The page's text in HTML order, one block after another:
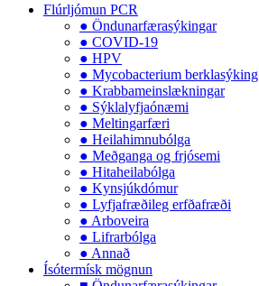
Flúrljómun PCR
● Öndunarfærasýkingar
● COVID-19
● HPV
● Mycobacterium berklasýking
● Krabbameinslækningar
● Sýklalyfjaónæmi
● Meltingarfæri
● Heilahimnubólga
● Meðganga og frjósemi
● Hitaheilabólga
● Kynsjúkdómur
● Lyfjafræðileg erfðafræði
● Arboveira
● Lifrarbólga
● Annað
Ísótermísk mögnun